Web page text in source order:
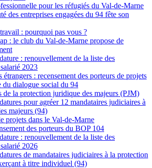
pour les réfugiés du Val-de-Marne
des entreprises engagées du 94 fête son
: pourquoi pas vous ?
: le club du Val-de-Marne propose de
: renouvellement de la liste des
2023
étrangers : recensement des porteurs de projets
du dialogue social du 94
de la protection juridique des majeurs (PJM)
pour agréer 12 mandataires judiciaires à
majeurs (94)
projets dans le Val-de-Marne
des porteurs du BOP 104
: renouvellement de la liste des
2026
de mandataires judiciaires à la protection
à titre individuel (94)